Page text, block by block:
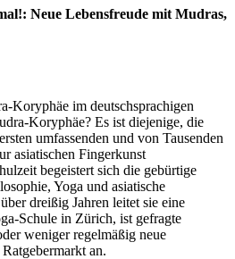
Neue Lebensfreude mit Mudras,
Koryphäe im deutschsprachigen
Koryphäe? Es ist diejenige, die
umfassenden und von Tausenden
asiatischen Fingerkunst
begeistert sich die gebürtige
Yoga und asiatische
dreißig Jahren leitet sie eine
Schule in Zürich, ist gefragte
weniger regelmäßig neue
an.